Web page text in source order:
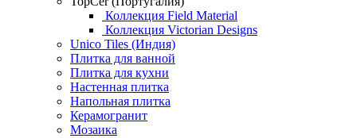
Коллекция Field Material
Коллекция Victorian Designs
Unico Tiles (Индия)
Плитка для ванной
Плитка для кухни
Настенная плитка
Напольная плитка
Керамогранит
Мозаика